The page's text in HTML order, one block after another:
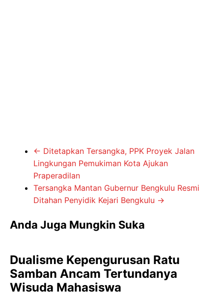
← Ditetapkan Tersangka, PPK Proyek Jalan
Lingkungan Pemukiman Kota Ajukan
Praperadilan
Tersangka Mantan Gubernur Bengkulu Resmi
Ditahan Penyidik Kejari Bengkulu →
Anda Juga Mungkin Suka
Dualisme Kepengurusan Ratu
Samban Ancam Tertundanya
Wisuda Mahasiswa